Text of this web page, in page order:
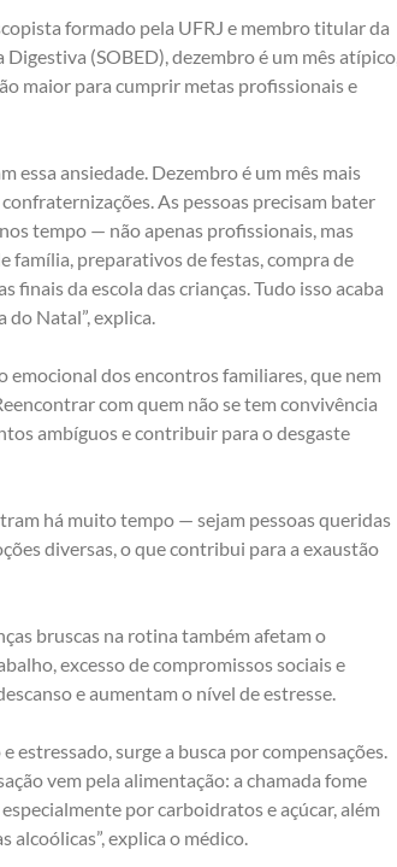
formado pela UFRJ e membro titular da
(SOBED), dezembro é um mês atípico,
maior para cumprir metas profissionais e
essa ansiedade. Dezembro é um mês mais
As pessoas precisam bater
tempo — não apenas profissionais, mas
família, preparativos de festas, compra de
finais da escola das crianças. Tudo isso acaba
Natal”, explica.
dos encontros familiares, que nem
com quem não se tem convivência
ambíguos e contribuir para o desgaste
há muito tempo — sejam pessoas queridas
diversas, o que contribui para a exaustão
bruscas na rotina também afetam o
excesso de compromissos sociais e
e aumentam o nível de estresse.
estressado, surge a busca por compensações.
vem pela alimentação: a chamada fome
por carboidratos e açúcar, além
explica o médico.